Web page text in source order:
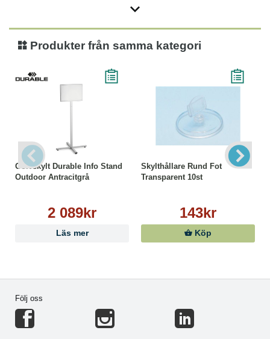
Produkter från samma kategori
Golvskylt Durable Info Stand
Outdoor Antracitgrå
2 089kr
Läs mer
Skylthållare Rund Fot
Transparent 10st
143kr
Köp
Följ oss